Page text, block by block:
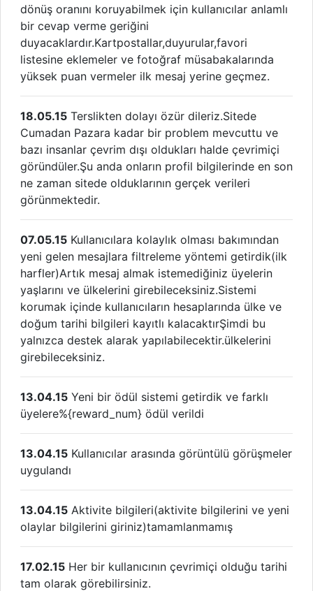
dönüş oranını koruyabilmek için kullanıcılar anlamlı
bir cevap verme geriğini
duyacaklardır.Kartpostallar,duyurular,favori
listesine eklemeler ve fotoğraf müsabakalarında
yüksek puan vermeler ilk mesaj yerine geçmez.
18.05.15 Terslikten dolayı özür dileriz.Sitede
Cumadan Pazara kadar bir problem mevcuttu ve
bazı insanlar çevrim dışı oldukları halde çevrimiçi
göründüler.Şu anda onların profil bilgilerinde en son
ne zaman sitede olduklarının gerçek verileri
görünmektedir.
07.05.15 Kullanıcılara kolaylık olması bakımından
yeni gelen mesajlara filtreleme yöntemi getirdik(ilk
harfler)Artık mesaj almak istemediğiniz üyelerin
yaşlarını ve ülkelerini girebileceksiniz.Sistemi
korumak içinde kullanıcıların hesaplarında ülke ve
doğum tarihi bilgileri kayıtlı kalacaktırŞimdi bu
yalnızca destek alarak yapılabilecektir.ülkelerini
girebileceksiniz.
13.04.15 Yeni bir ödül sistemi getirdik ve farklı
üyelere%{reward_num} ödül verildi
13.04.15 Kullanıcılar arasında görüntülü görüşmeler
uygulandı
13.04.15 Aktivite bilgileri(aktivite bilgilerini ve yeni
olaylar bilgilerini giriniz)tamamlanmamış
17.02.15 Her bir kullanıcının çevrimiçi olduğu tarihi
tam olarak görebilirsiniz.